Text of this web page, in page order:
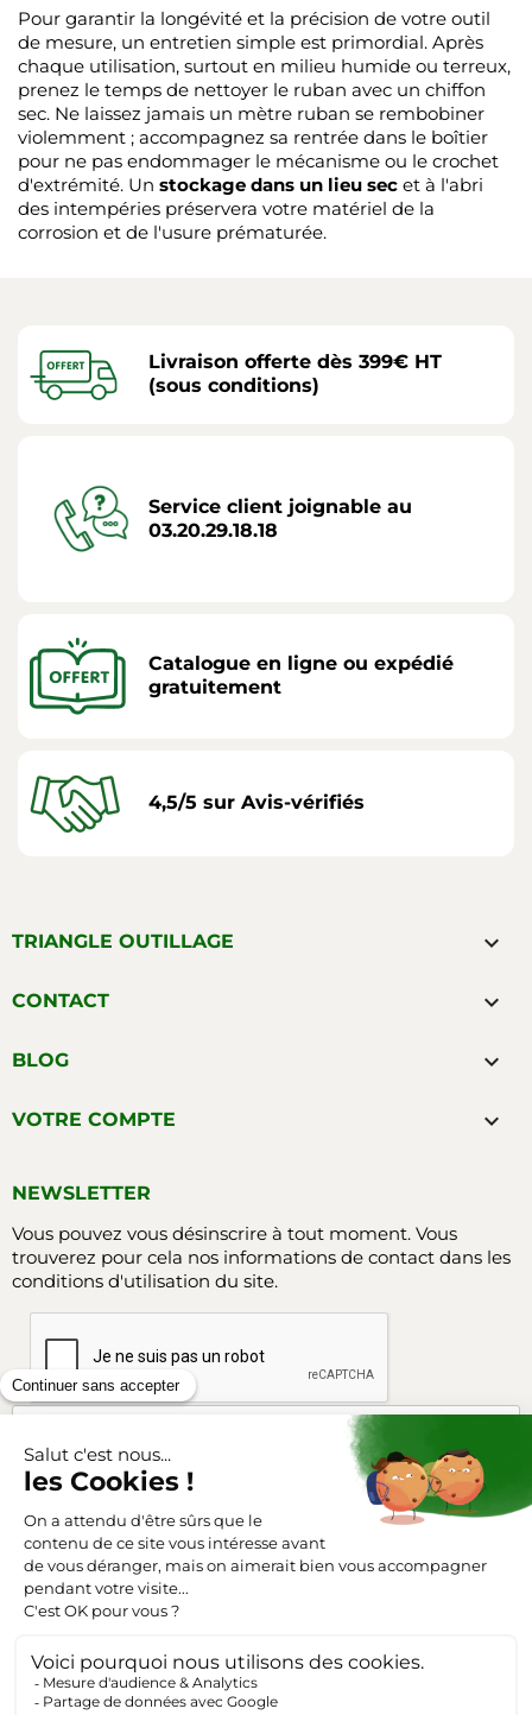
Pour garantir la longévité et la précision de votre outil
de mesure, un entretien simple est primordial. Après
chaque utilisation, surtout en milieu humide ou terreux,
prenez le temps de nettoyer le ruban avec un chiffon
sec. Ne laissez jamais un mètre ruban se rembobiner
violemment ; accompagnez sa rentrée dans le boîtier
pour ne pas endommager le mécanisme ou le crochet
d'extrémité. Un stockage dans un lieu sec et à l'abri
des intempéries préservera votre matériel de la
corrosion et de l'usure prématurée.
Livraison offerte dès 399€ HT
(sous conditions)
Service client joignable au
03.20.29.18.18
Catalogue en ligne ou expédié
gratuitement
4,5/5 sur Avis-vérifiés
TRIANGLE OUTILLAGE 
CONTACT 
BLOG 
VOTRE COMPTE 
NEWSLETTER
Vous pouvez vous désinscrire à tout moment. Vous
trouverez pour cela nos informations de contact dans les
conditions d'utilisation du site.
SUIVEZ-NOUS
Mentions légales
Conditions générales de vente